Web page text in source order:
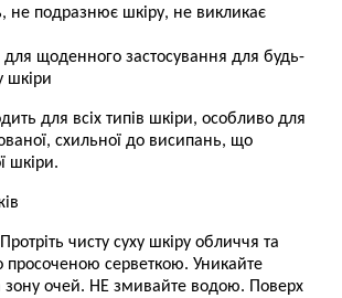
не подразнює шкіру, не викликає
для щоденного застосування для будь-
шкіри
для всіх типів шкіри, особливо для
схильної до висипань, що
шкіри.
Протріть чисту суху шкіру обличчя та
просоченою серветкою. Уникайте
зону очей. НЕ змивайте водою. Поверх